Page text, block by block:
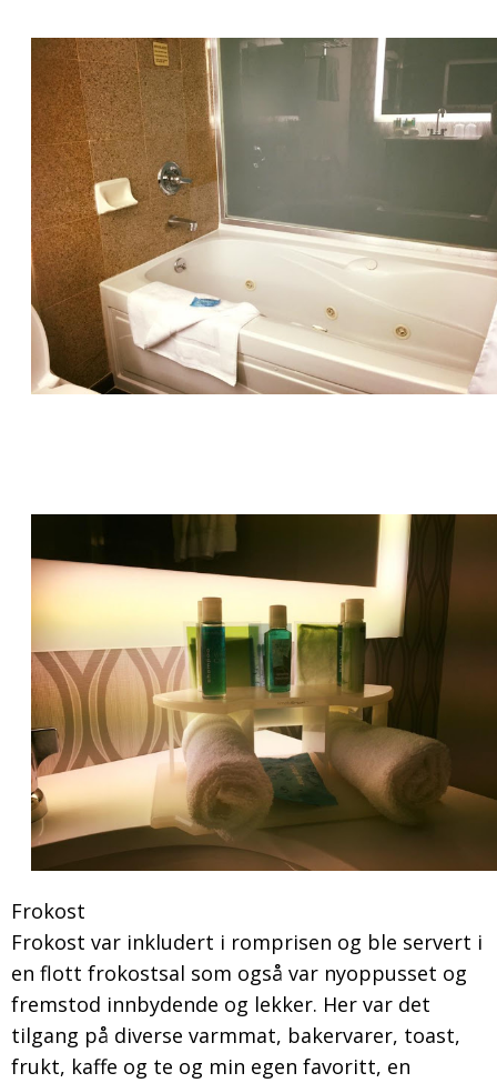
Frokost
Frokost var inkludert i romprisen og ble servert i
en flott frokostsal som også var nyoppusset og
fremstod innbydende og lekker. Her var det
tilgang på diverse varmmat, bakervarer, toast,
frukt, kaffe og te og min egen favoritt, en